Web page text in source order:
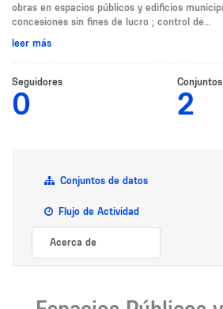
obras en espacios públicos y edificios
concesiones sin fines de lucro ; control de...
leer más
Seguidores
0 2
Conjuntos de datos
Flujo de Actividad
Acerca de